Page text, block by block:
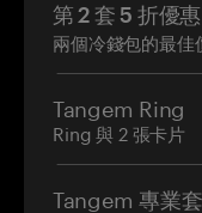
第 2 套 5 折優惠
兩個冷錢包的最佳
Tangem Ring
Ring 與 2 張卡片
Tangem 專業